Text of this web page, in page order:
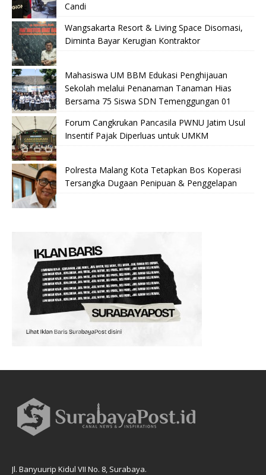
Candi
Wangsakarta Resort & Living Space Disomasi,
Diminta Bayar Kerugian Kontraktor
Mahasiswa UM BBM Edukasi Penghijauan
Sekolah melalui Penanaman Tanaman Hias
Bersama 75 Siswa SDN Temenggungan 01
Forum Cangkrukan Pancasila PWNU Jatim Usul
Insentif Pajak Diperluas untuk UMKM
Polresta Malang Kota Tetapkan Bos Koperasi
Tersangka Dugaan Penipuan & Penggelapan
Jl. Banyuurip Kidul VII No. 8, Surabaya.